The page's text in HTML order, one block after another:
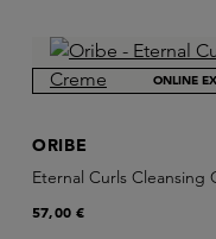
ONLINE
ORIBE
Eternal Curls Cleansing
57,00 €